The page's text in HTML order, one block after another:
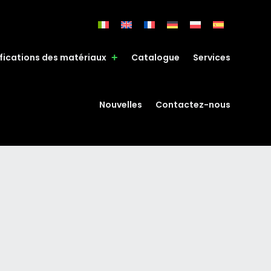
des matériaux Catalogue Services
Nouvelles Contactez-nous